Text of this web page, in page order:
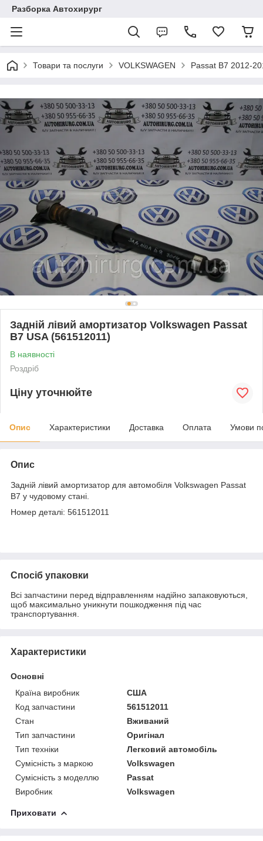
Разборка Автохирург
Товари та послуги VOLKSWAGEN Passat B7 2012-
Задній лівий амортизатор Volkswagen Passat
B7 USA (561512011)
В наявності
Роздріб
Ціну уточнюйте
Опис Характеристики Доставка Оплата Умови
Опис
Задній лівий амортизатор для автомобіля Volkswagen Passat
B7 у чудовому стані.
Номер деталі: 561512011
Спосіб упаковки
Всі запчастини перед відправленням надійно запаковуються,
щоб максимально уникнути пошкодження під час
транспортування.
Характеристики
Основні
Країна виробник
США
Код запчастини
561512011
Стан
Вживаний
Тип запчастини
Оригінал
Тип техніки
Легковий автомобіль
Сумісність з маркою
Volkswagen
Сумісність з моделлю
Passat
Виробник
Volkswagen
Приховати